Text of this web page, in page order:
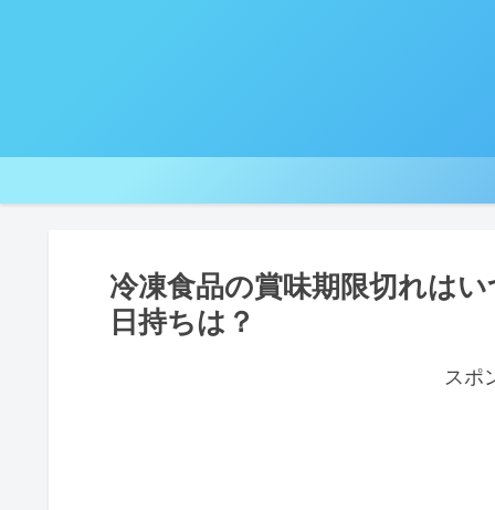
冷凍食品の賞味期限切れは
日持ちは？
スポ